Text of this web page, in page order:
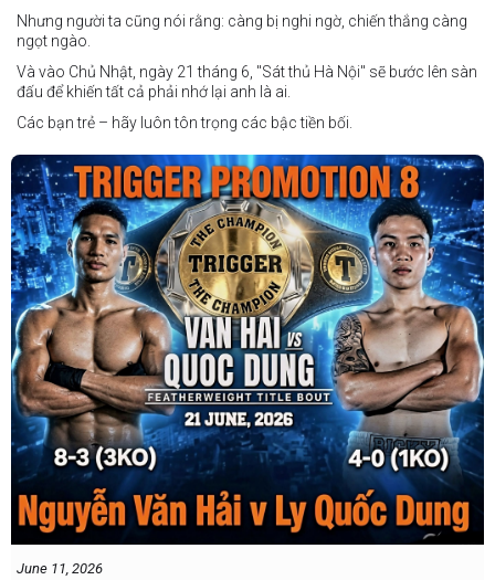
Nhưng người ta cũng nói rằng: càng bị nghi ngờ, chiến thắng càng
ngọt ngào.
Và vào Chủ Nhật, ngày 21 tháng 6, "Sát thủ Hà Nội" sẽ bước lên sàn
đấu để khiến tất cả phải nhớ lại anh là ai.
Các bạn trẻ – hãy luôn tôn trọng các bậc tiền bối.
June 11, 2026